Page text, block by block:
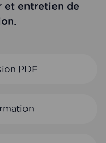
et entretien de
PDF